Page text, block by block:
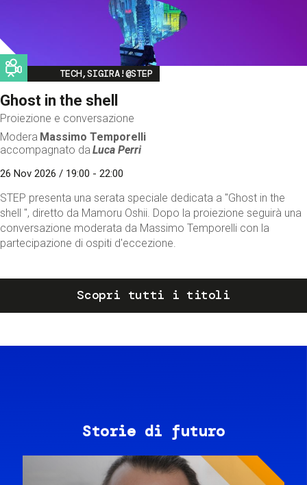
Image
TECH,SIGIRA!@STEP
Ghost in the shell
Proiezione e conversazione
Modera Massimo Temporelli
accompagnato da Luca Perri
26 Nov 2026 / 19:00 - 22:00
STEP presenta una serata speciale dedicata a "Ghost in the
shell ", diretto da Mamoru Oshii. Dopo la proiezione seguirà una
conversazione moderata da Massimo Temporelli con la
partecipazione di ospiti d'eccezione.
Scopri tutti i titoli
Storie di futuro